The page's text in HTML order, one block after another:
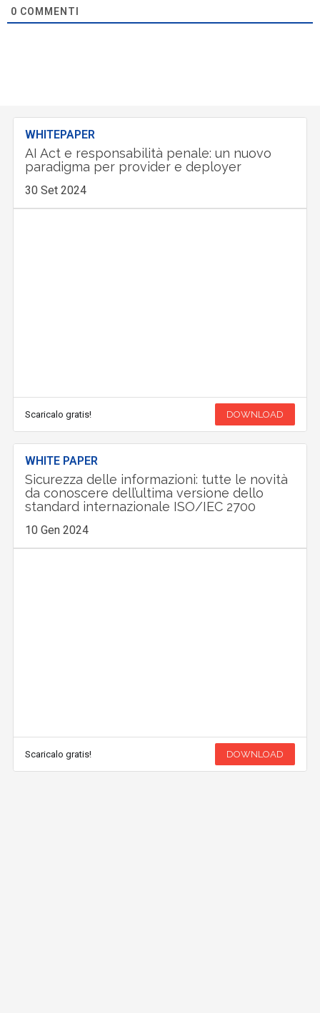
0 COMMENTI
WHITEPAPER
AI Act e responsabilità penale: un nuovo
paradigma per provider e deployer
30 Set 2024
Scaricalo gratis! DOWNLOAD
WHITE PAPER
Sicurezza delle informazioni: tutte le novità
da conoscere dell’ultima versione dello
standard internazionale ISO/IEC 2700
10 Gen 2024
Scaricalo gratis! DOWNLOAD